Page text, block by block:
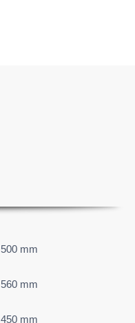
500 mm
560 mm
450 mm